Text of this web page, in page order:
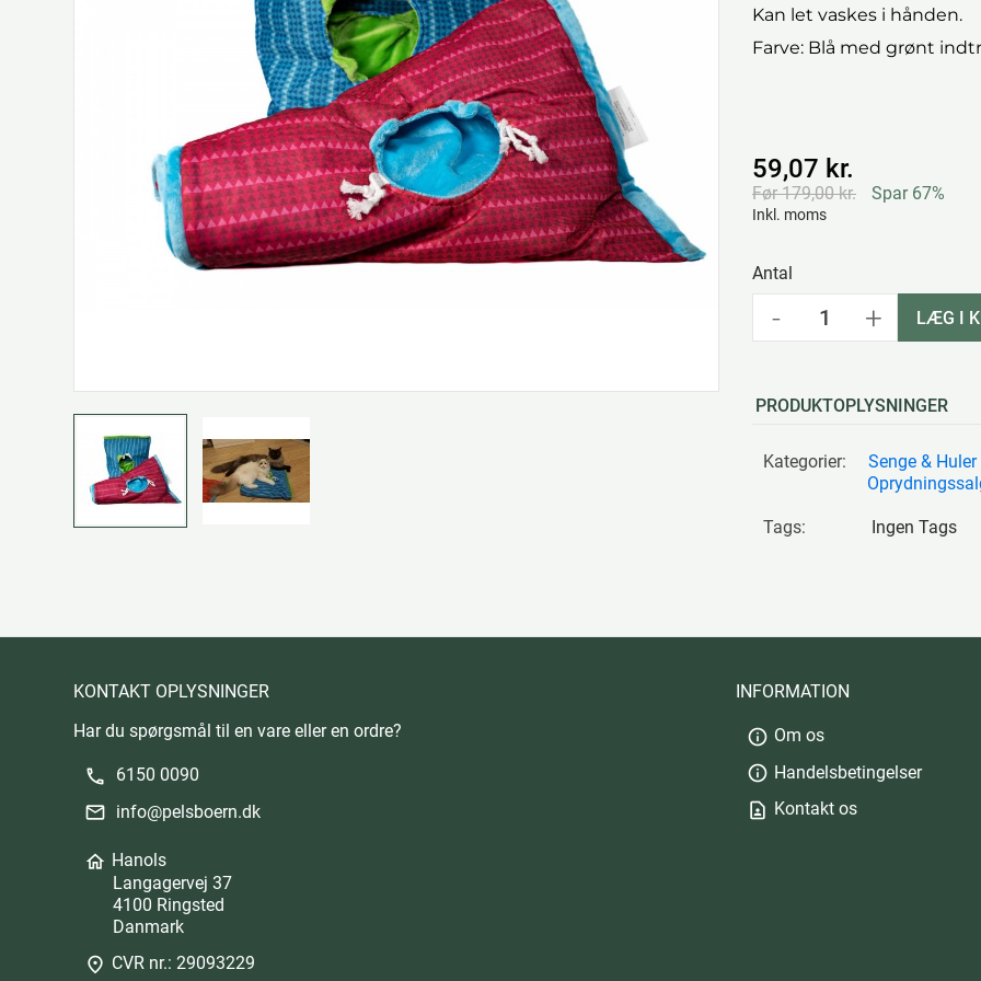
Kan let vaskes i hånden.
Farve: Blå med grønt
59,07 kr.
Før 179,00 kr. Spar 67%
Inkl. moms
Antal
- + LÆG I
PRODUKTOPLYSNINGER
Kategorier:
Senge & Huler
Tags: Ingen Tags
KONTAKT OPLYSNINGER
Har du spørgsmål til en vare eller en ordre?
phone 6150 0090
mail info@pelsboern.dk
home Hanols
Langagervej 37
4100 Ringsted
Danmark
place CVR nr.: 29093229
INFORMATION
info Om os
info Handelsbetingelser
contact_page Kontakt os